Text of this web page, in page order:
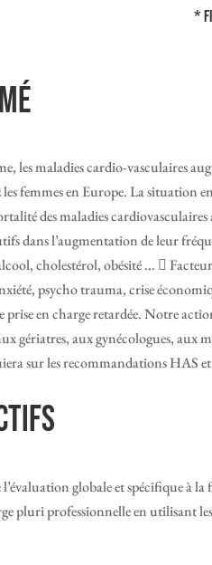
*
les maladies cardio-vasculaires
les femmes en Europe. La
des maladies
dans l’augmentation de leur
cholestérol, obésité ... 
psycho trauma, crise
prise en charge retardée. Notre
gériatres, aux gynécologues, aux
sur les recommandations HAS et
globale et spécifique à
pluri professionnelle en utilisant